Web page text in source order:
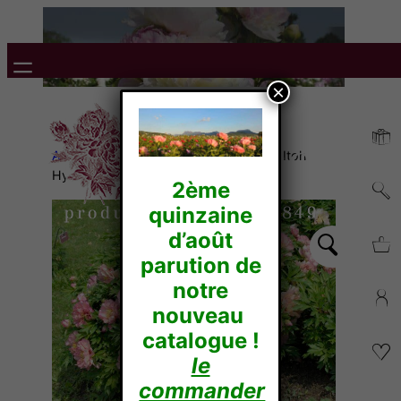
Accueil/Nos collections/ « Collection Itoh
Hybrides »
2ème
quinzaine
d’août
parution de
notre
nouveau
catalogue !
le
commander
×